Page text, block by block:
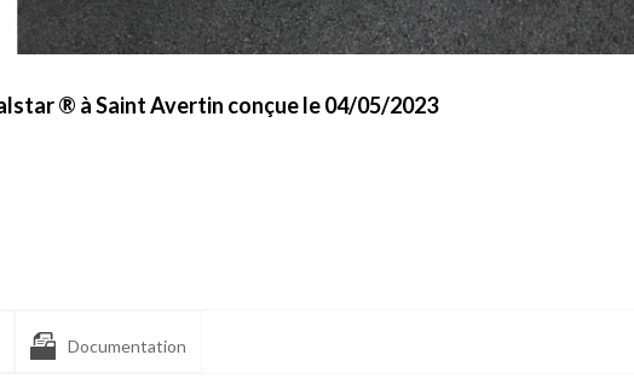
® à Saint Avertin conçue le 04/05/2023
Documentation